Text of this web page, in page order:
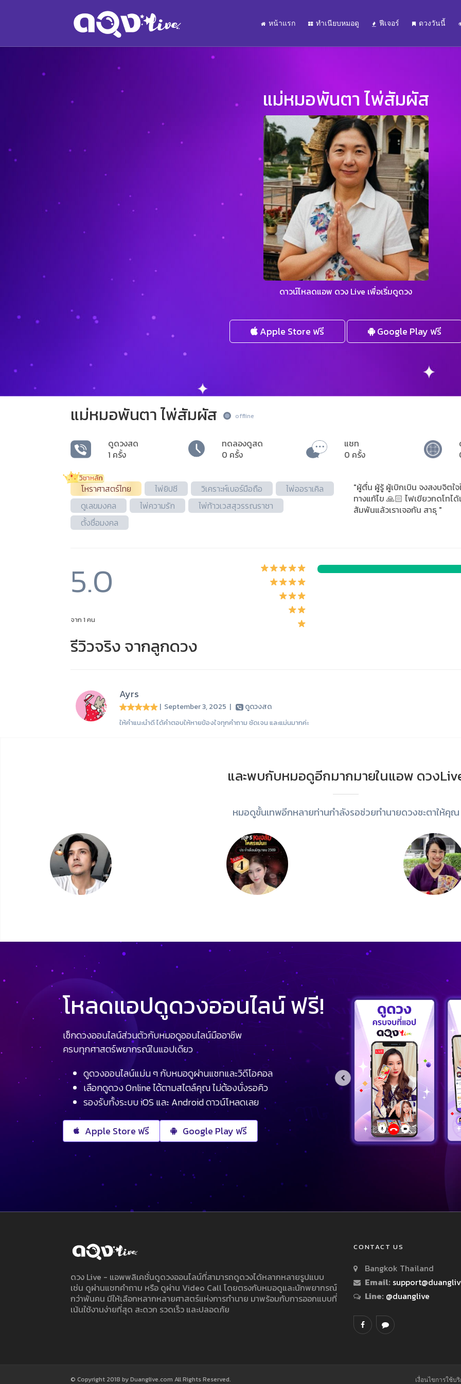
หน้าแรก ทำเนียบหมอดู ฟีเจอร์ ดวงวันนี้
แม่หมอพันตา ไพ่สัมผัส
ดาวน์โหลดแอพ ดวง Live เพื่อเริ่มดูดวง
Apple Store ฟรี Google Play ฟรี
แม่หมอพันตา ไพ่สัมผัส offline
ดูดวงสด
1 ครั้ง
ทดลองดูสด
0 ครั้ง
แชท
0 ครั้ง
โหราศาสตร์ไทย ไพ่ยิปซี วิเคราะห์เบอร์มือถือ
ไพ่ออราเคิล
ดูเลขมงคล
ไพ่ความรัก
ไพ่ท้าวเวสสุวรรณราชา
ตั้งชื่อมงคล
"ผู้ตื่น ผู้รู้ ผู้เบิกเบิน จงสงบจิตใจ
ทางแก้ไข 🙏🏻 ไฟเขียวกดโทไ
สัมพันแล้วเราเจอกัน สาธุ "
5.0
จาก 1 คน
รีวิวจริง จากลูกดวง
Ayrs
| September 3, 2025 | ดูดวงสด
ให้คำแนะนำดี ได้คำตอบให้หายข้องใจทุกคำถาม ชัดเจน และแม่นมากค่ะ
และพบกับหมอดูอีกมากมายในแอพ ดวง
หมอดูขั้นเทพอีกหลายท่านกำลังรอช่วยทำนายดวงชะตาให้คุณ
โหลดแอปดูดวงออนไลน์ ฟรี!
เช็กดวงออนไลน์ส่วนตัวกับหมอดูออนไลน์มืออาชีพ
ครบทุกศาสตร์พยากรณ์ในแอปเดียว
ดูดวงออนไลน์แม่น ๆ กับหมอดูผ่านแชทและวิดีโอคอล
เลือกดูดวง Online ได้ตามสไตล์คุณ ไม่ต้องนั่งรอคิว
รองรับทั้งระบบ iOS และ Android ดาวน์โหลดเลย
Apple Store ฟรี Google Play ฟรี
ดวง Live - แอพพลิเคชั่นดูดวงออนไลน์ที่สามารถดูดวงได้หลากหลายรูปแบบ
เช่น ดูผ่านแชทคำถาม หรือ ดูผ่าน Video Call โดยตรงกับหมอดูและนักพยากรณ์
กว่าพันคน มีให้เลือกหลากหลายศาสตร์แห่งการทำนาย มาพร้อมกับการออกแบบที่
เน้นใช้งานง่ายที่สุด สะดวก รวดเร็ว และปลอดภัย
CONTACT US
Bangkok Thailand
Email:
Line: @duanglive
© Copyright 2018 by Duanglive.com All Rights Reserved. เงื่อนไขการใช้บ